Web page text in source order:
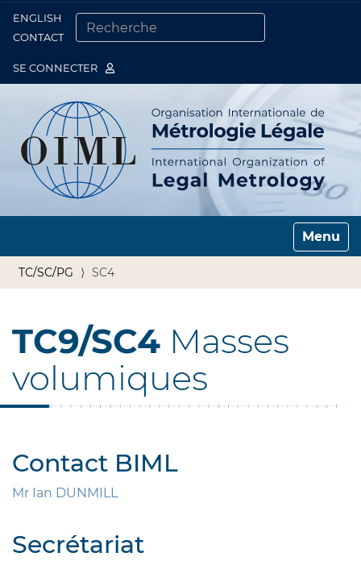
ENGLISH
CONTACT
SE CONNECTER
Toggle
TC/SC/PG SC4
TC9/SC4 Masses
volumiques
Contact BIML
Mr Ian DUNMILL
Secrétariat